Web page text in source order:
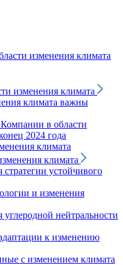
изменения климата
изменения климата
климата важны
в области
2024 года
климата
климата
устойчивого
и изменения
нейтральности
к изменению
с изменением климата